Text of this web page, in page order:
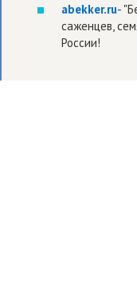
abekker.ru-
саженцев,
России!